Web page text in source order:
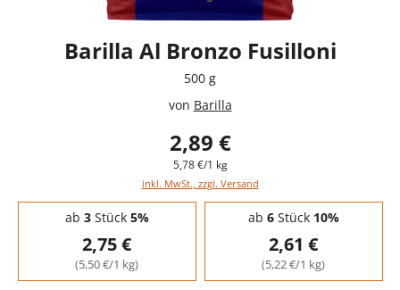
Barilla Al Bronzo Fusilloni
500 g
von Barilla
2,89 €
5,78 €/1 kg
inkl. MwSt., zzgl. Versand
Staffelpreise - Mengenrabatt
ab 3Stück 5%
2,75 €
(5,50 €/1 kg)
ab 6Stück 10%
2,61 €
(5,22 €/1 kg)